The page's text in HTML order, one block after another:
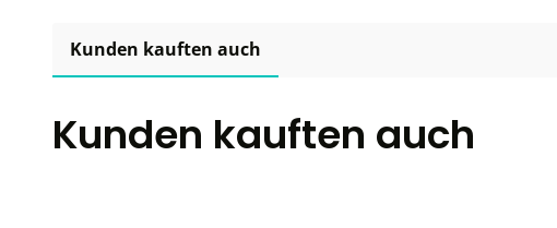
Kunden kauften auch
Kunden kauften auch